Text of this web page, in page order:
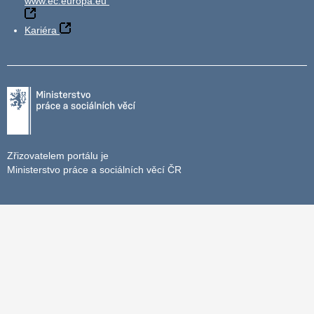
Kariéra
Zřizovatelem portálu je
Ministerstvo práce a sociálních věcí ČR